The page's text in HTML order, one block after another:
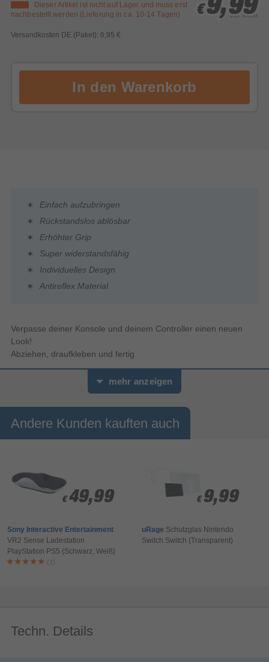
Dieser Artikel ist nicht auf Lager und muss erst
nachbestellt werden (Lieferung in ca. 10-14 Tagen)
Versandkosten DE (Paket): 6,95 €
€ 9,99
€ 9,99
€ 9,99
inkl. MwSt.
Einfach aufzubringen
Rückstandslos ablösbar
Erhöhter Grip
Super widerstandsfähig
Individuelles Design
Antireflex Material
Verpasse deiner Konsole und deinem Controller einen neuen
Look!
Abziehen, draufkleben und fertig
mehr anzeigen
Andere Kunden kauften auch
€ 49,99
€ 49,99
Sony Interactive Entertainment
VR2 Sense Ladestation
PlayStation PS5 (Schwarz, Weiß)
(1)
€ 9,99
€ 9,99
uRage Schutzglas Nintendo
Switch Switch (Transparent)
Techn. Details